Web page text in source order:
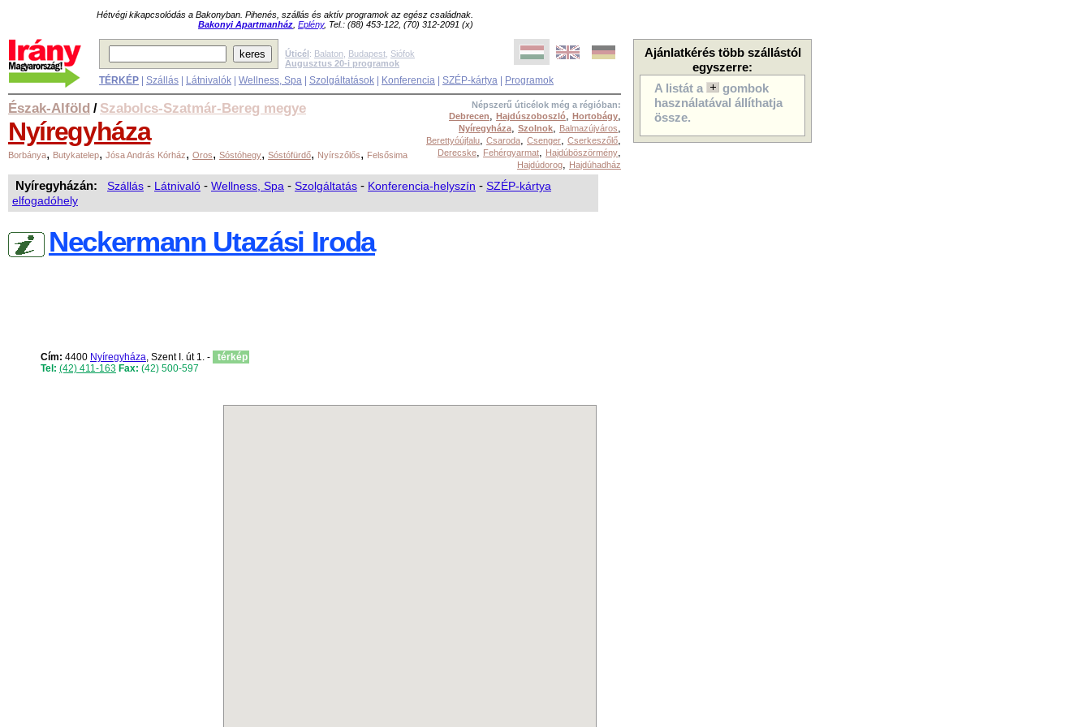
Hétvégi kikapcsolódás a Bakonyban. Pihenés, szállás és aktív programok az egész családnak.
Bakonyi Apartmanház Eplény, Tel.: (88) 453-122, (70) 312-2091 (x)
Ajánlatkérés több szállástól
egyszerre:
A listát a
gombok
használatával állíthatja
össze.
Úticél: Balaton Budapest Siófok
Augusztus 20-i programok
TÉRKÉP Szállás Látnivalók Wellness, Spa Szolgáltatások Konferencia SZÉP-kártya Programok
Népszerű úticélok még a régióban:
Debrecen, Hajdúszoboszló, Hortobágy,
Nyíregyháza, Szolnok, Balmazújváros,
Berettyóújfalu, Csaroda, Csenger, Cserkeszőlő,
Derecske, Fehérgyarmat, Hajdúböszörmény,
Hajdúdorog, Hajdúhadház
Észak-Alföld / Szabolcs-Szatmár-Bereg megye
Nyíregyháza
Borbánya, Butykatelep, Jósa András Kórház, Oros, Sóstóhegy, Sóstófürdő, Nyírszőlős, Felsősima
Nyíregyházán: Szállás - Látnivaló - Wellness, Spa - Szolgáltatás - Konferencia-helyszín - SZÉP-kártya
elfogadóhely
Neckermann Utazási Iroda
Cím: 4400 Nyíregyháza, Szent I. út 1. -
térkép
Tel: (42) 411-163 Fax: (42) 500-597